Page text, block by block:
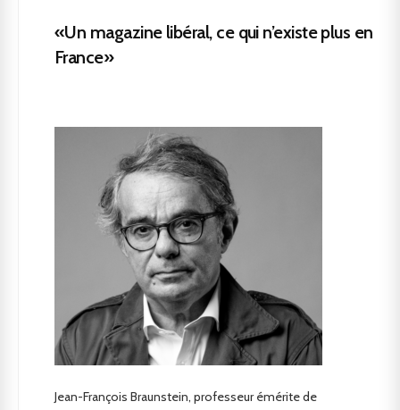
«Un magazine libéral, ce qui n’existe plus en
France»
Jean-François Braunstein, professeur émérite de